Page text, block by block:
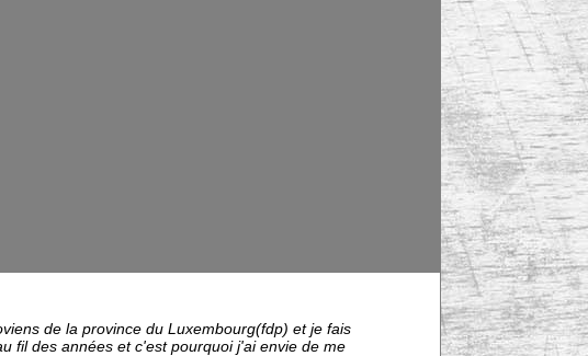
de la province du Luxembourg(fdp) et je fais
fil des années et c'est pourquoi j'ai envie de me